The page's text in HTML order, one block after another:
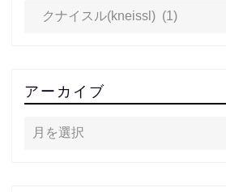
アーカイブ